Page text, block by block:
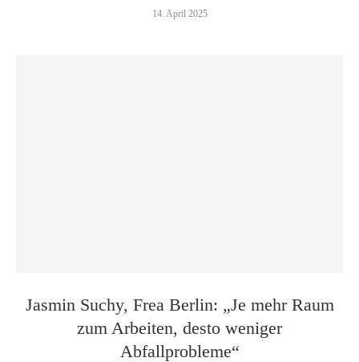
14. April 2025
Jasmin Suchy, Frea Berlin: „Je mehr Raum
zum Arbeiten, desto weniger
Abfallprobleme“